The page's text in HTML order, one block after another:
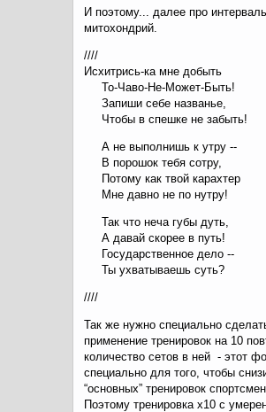
И поэтому... далее про
митохондрий.
////
Исхитрись-ка мне добыть
То-Чаво-Не-Может-Быть!
Запиши себе названье,
Чтобы в спешке не забыть!
А не выполнишь к утру --
В порошок тебя сотру,
Потому как твой карахтер
Мне давно не по нутру!
Так что неча губы дуть,
А давай скорее в путь!
Государственное дело --
Ты ухватываешь суть?
////
Так же нужно специально
применение тренировок на 10
количество сетов в ней - этот
специально для того, чтобы
“основных” тренировок
Поэтому тренировка х10 с